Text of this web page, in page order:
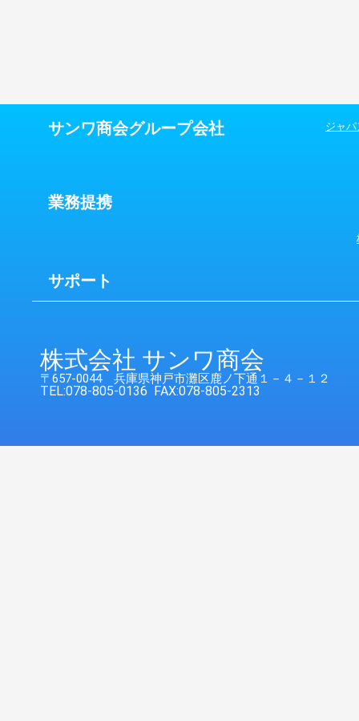
サンワ商会グループ会社 ジャ
業務提携
サポート
株式会社 サンワ商会
〒657-0044 兵庫県神戸市灘区鹿ノ下通１－４－１２
TEL:078-805-0136 FAX:078-805-2313